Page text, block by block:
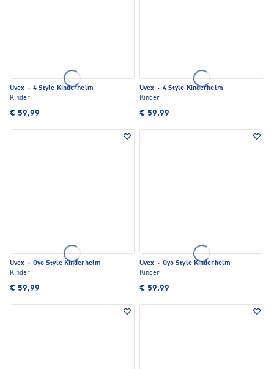
Uvex · 4 Style Kinderhelm
Kinder
€ 59,99
Uvex · 4 Style Kinderhelm
Kinder
€ 59,99
Uvex · Oyo Style Kinderhelm
Kinder
€ 59,99
Uvex · Oyo Style Kinderhelm
Kinder
€ 59,99